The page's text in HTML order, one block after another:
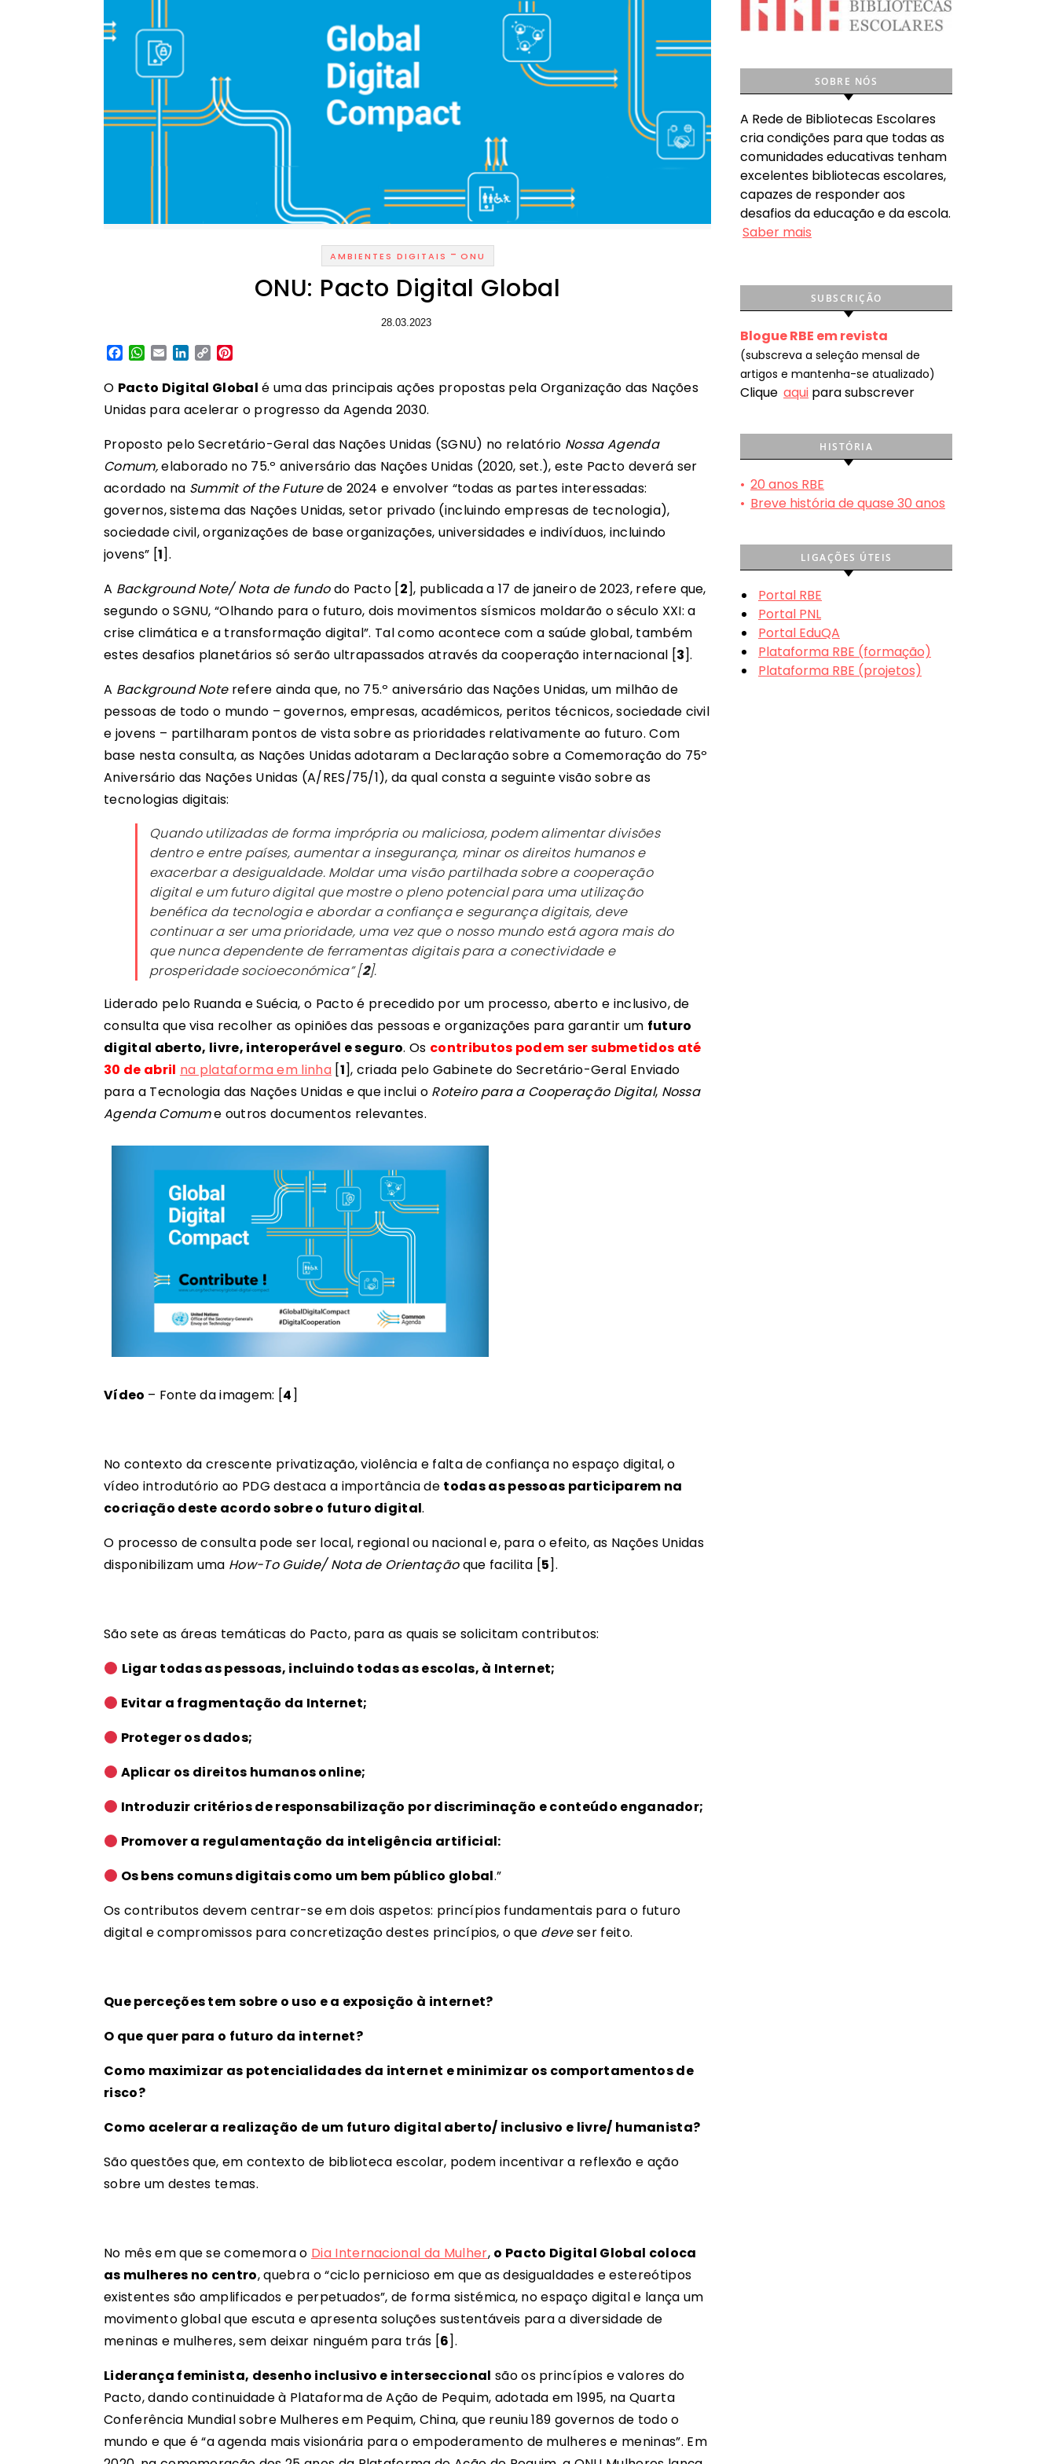
AMBIENTES DIGITAIS - ONU
ONU: Pacto Digital Global
28.03.2023
Facebook
WhatsApp
EmailLinkedIn
Copy
O Pacto Digital Global é uma das principais ações propostas pela Organização das Nações
Unidas para acelerar o progresso da Agenda 2030.
Proposto pelo Secretário-Geral das Nações Unidas (SGNU) no relatório Nossa Agenda
Comum,elaborado no 75.º aniversário das Nações Unidas (2020, set.), este Pacto deverá ser
acordado na Summit of the Futurede 2024 e envolver “todas as partes interessadas:
governos, sistema das Nações Unidas, setor privado (incluindo empresas de tecnologia),
sociedade civil, organizações de base organizações, universidades e indivíduos, incluindo
jovens” [1].
A Background Note/ Nota de fundodo Pacto [2], publicada a 17 de janeiro de 2023, refere que,
segundo o SGNU, “Olhando para o futuro, dois movimentos sísmicos moldarão o século XXI: a
crise climática e a transformação digital”. Tal como acontece com a saúde global, também
estes desafios planetários só serão ultrapassados através da cooperação internacional [3].
A Background Noterefere ainda que, no 75.º aniversário das Nações Unidas, um milhão de
pessoas de todo o mundo – governos, empresas, académicos, peritos técnicos, sociedade civil
e jovens – partilharam pontos de vista sobre as prioridades relativamente ao futuro. Com
base nesta consulta, as Nações Unidas adotaram a Declaração sobre a Comemoração do 75º
Aniversário das Nações Unidas (A/RES/75/1), da qual consta a seguinte visão sobre as
tecnologias digitais:
Quando utilizadas de forma imprópria ou maliciosa, podem alimentar divisões
dentro e entre países, aumentar a insegurança, minar os direitos humanos e
exacerbar a desigualdade. Moldar uma visão partilhada sobre a cooperação
digital e um futuro digital que mostre o pleno potencial para uma utilização
benéfica da tecnologia e abordar a confiança e segurança digitais, deve
continuar a ser uma prioridade, uma vez que o nosso mundo está agora mais do
que nunca dependente de ferramentas digitais para a conectividade e
prosperidade socioeconómica”[2].
Liderado pelo Ruanda e Suécia, o Pacto é precedido por um processo, aberto e inclusivo, de
consulta que visa recolher as opiniões das pessoas e organizações para garantir um futuro
digital aberto, livre, interoperável e seguro. Os contributos podem ser submetidos até
30 de abril na plataforma em linha[1], criada pelo Gabinete do Secretário-Geral Enviado
para a Tecnologia das Nações Unidas e que inclui o Roteiro para a Cooperação Digital, Nossa
Agenda Comume outros documentos relevantes.
Vídeo – Fonte da imagem: [4]
No contexto da crescente privatização, violência e falta de confiança no espaço digital, o
vídeo introdutório ao PDG destaca a importância de todas as pessoas participarem na
cocriação deste acordo sobre o futuro digital.
O processo de consulta pode ser local, regional ou nacional e, para o efeito, as Nações Unidas
disponibilizam uma How-To Guide/ Nota de Orientaçãoque facilita [5].
São sete as áreas temáticas do Pacto, para as quais se solicitam contributos:
Ligar todas as pessoas, incluindo todas as escolas, à Internet;
Evitar a fragmentação da Internet;
Proteger os dados;
Aplicar os direitos humanos online;
Introduzir critérios de responsabilização por discriminação e conteúdo enganador;
Promover a regulamentação da inteligência artificial:
Os bens comuns digitais como um bem público global.”
Os contributos devem centrar-se em dois aspetos: princípios fundamentais para o futuro
digital e compromissos para concretização destes princípios, o que deveser feito.
Que perceções tem sobre o uso e a exposição à internet?
O que quer para o futuro da internet?
Como maximizar as potencialidades da internet e minimizar os comportamentos de
risco?
Como acelerar a realização de um futuro digital aberto/ inclusivo e livre/ humanista?
São questões que, em contexto de biblioteca escolar, podem incentivar a reflexão e ação
sobre um destes temas.
No mês em que se comemora o Dia Internacional da Mulher, o Pacto Digital Global coloca
as mulheres no centro, quebra o “ciclo pernicioso em que as desigualdades e estereótipos
existentes são amplificados e perpetuados”, de forma sistémica, no espaço digital e lança um
movimento global que escuta e apresenta soluções sustentáveis para a diversidade de
meninas e mulheres, sem deixar ninguém para trás [6].
Liderança feminista, desenho inclusivo e interseccional são os princípios e valores do
Pacto, dando continuidade à Plataforma de Ação de Pequim, adotada em 1995, na Quarta
Conferência Mundial sobre Mulheres em Pequim, China, que reuniu 189 governos de todo o
mundo e que é “a agenda mais visionária para o empoderamento de mulheres e meninas”. Em
SOBRE NÓS
A Rede de Bibliotecas Escolares
cria condições para que todas as
comunidades educativas tenham
excelentes bibliotecas escolares,
capazes de responder aos
desafios da educação e da escola.
Saber mais
SUBSCRIÇÃO
Blogue RBE em revista
(subscreva a seleção mensal de
artigos e mantenha-se atualizado)
Clique aqui para subscrever
HISTÓRIA
• 20 anos RBE
• Breve história de quase 30 anos
LIGAÇÕES ÚTEIS
Portal RBE
Portal PNL
Portal EduQA
Plataforma RBE (formação)
Plataforma RBE (projetos)